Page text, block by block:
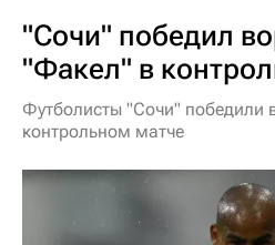
"Сочи" победил
"Факел" в
Футболисты "Сочи" победили
контрольном матче